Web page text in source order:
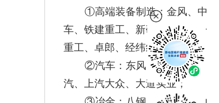
①高端装备制造：金风、中
车、铁建重工、新研股份、三一
重工、卓郎、经纬纺机；
②汽车： 东风、陕汽、广
汽、上汽大众、大道实业；